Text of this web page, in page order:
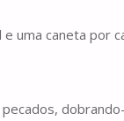
uma caneta